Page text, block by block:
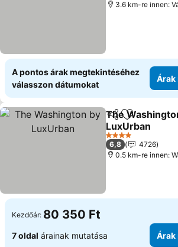
3.6 km-re innen:
A pontos árak megtekintéséhez
válasszon dátumokat
Árak
Megosztás
Hozzáadás
The
LuxUrban
Árak
4 Kategória
6,8
4726
0.5 km-re innen:
Kezdőár: 80 350 Ft
7 oldal árainak mutatása Árak